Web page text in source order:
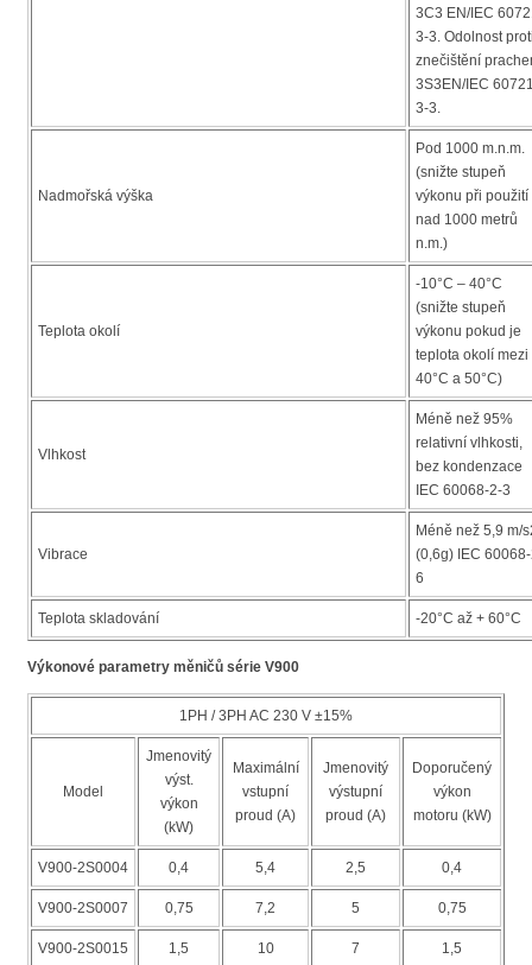
3C3 EN/IEC
3-3. Odolnost
znečištění
3S3EN/IEC
3-3.
Nadmořská výška
Pod 1000 m.n.m.
(snižte stupeň
výkonu při použití
nad 1000 metrů
n.m.)
Teplota okolí
-10°C – 40°C
(snižte stupeň
výkonu pokud je
teplota okolí mezi
40°C a 50°C)
Vlhkost
Méně než 95%
relativní vlhkosti,
bez kondenzace
IEC 60068-2-3
Vibrace
Méně než 5,9 m/
(0,6g) IEC
6
Teplota skladování -20°C až + 60°C
Výkonové parametry měničů série V900
1PH / 3PH AC 230 V ±15%
Model
Jmenovitý
výst.
výkon
(kW)
Maximální
vstupní
proud (A)
Jmenovitý
výstupní
proud (A)
Doporučený
výkon
motoru (kW)
V900-2S0004 0,4 5,4 2,5 0,4
V900-2S0007 0,75 7,2 5 0,75
V900-2S0015 1,5 10 7 1,5